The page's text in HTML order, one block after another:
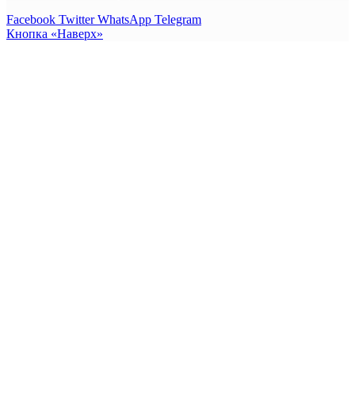
Facebook Twitter WhatsApp Telegram
Кнопка «Наверх»